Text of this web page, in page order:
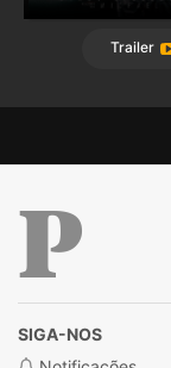
Trailer
SIGA-NOS